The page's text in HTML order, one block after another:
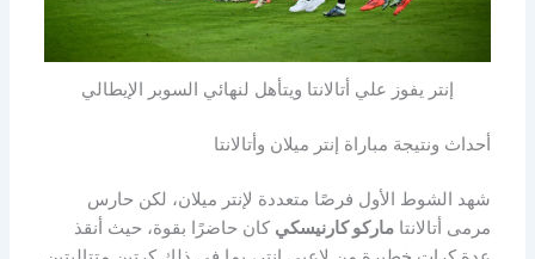
إنتر يفوز علي أتالانتا ويتأهل لنهائي السوبر الإيطالي
أحداث ونتيجة مباراة إنتر ميلان وأتالانتا
شهد الشوط الأول فرصًا متعددة لإنتر ميلان، لكن حارس
مرمى أتالانتاماركو كارنيسكي كان حاضرًا بقوة، حيث أنقذ